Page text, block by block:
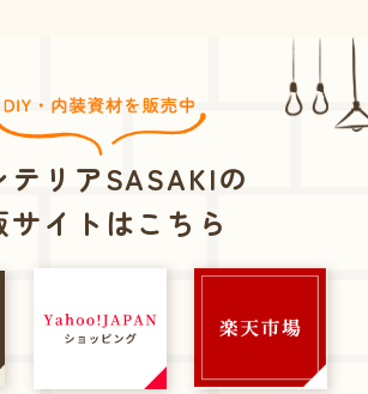
テリアSASAKIの
サイトはこちら